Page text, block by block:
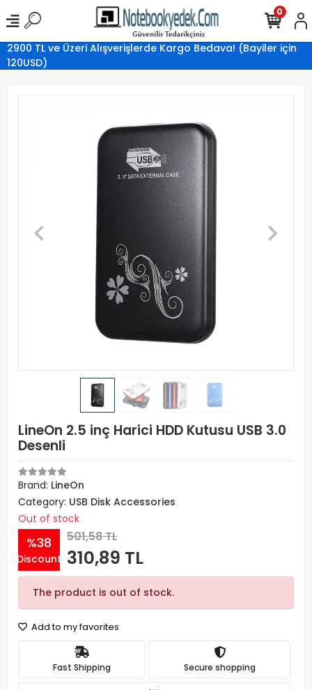
2900 TL ve Üzeri Alışverişlerde Kargo Bedava! (Bayiler için
120USD)
0
LineOn 2.5 inç Harici HDD Kutusu USB 3.0
Desenli
Brand: LineOn
Category: USB Disk Accessories
Out of stock
%38
Discount
501,58 TL
310,89 TL
The product is out of stock.
Add to my favorites
Fast Shipping Secure shopping